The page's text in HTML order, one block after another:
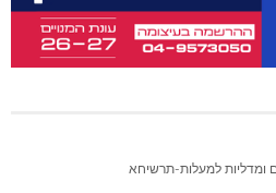
ומדליות למעלות-תרשיחא